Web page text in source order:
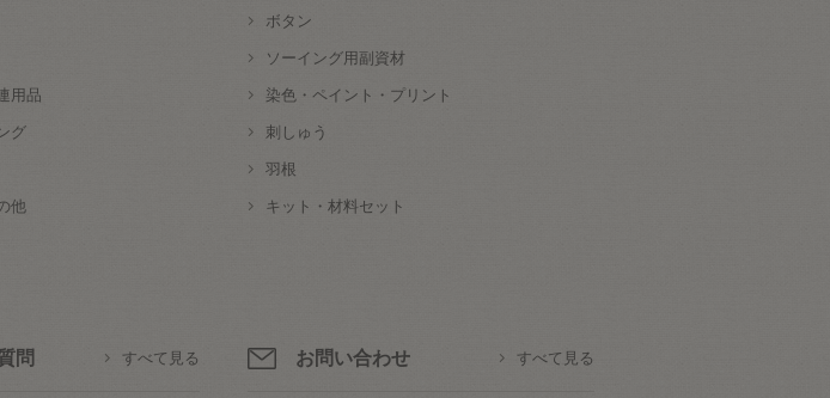
ボタン
ソーイング用副資材
用品 染色・ペイント・プリント
グ 刺しゅう
羽根
他 キット・材料セット
問 すべて見る お問い合わせ すべて見る